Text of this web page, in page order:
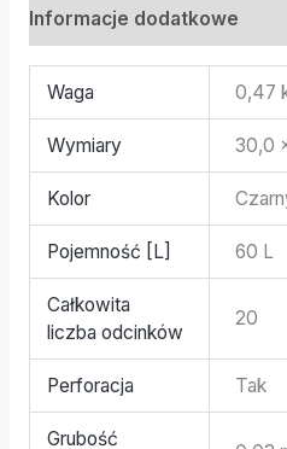
Informacje dodatkowe
Waga 0,47
Wymiary 30,0
Kolor
Pojemność [L] 60 L
Całkowita
liczba odcinków
20
Perforacja Tak
Grubość